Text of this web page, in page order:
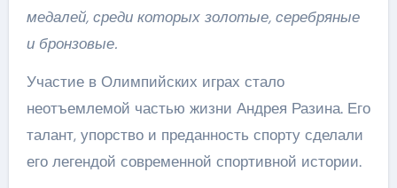
медалей, среди которых золотые, серебряные
и бронзовые.
Участие в Олимпийских играх стало
неотъемлемой частью жизни Андрея Разина. Его
талант, упорство и преданность спорту сделали
его легендой современной спортивной истории.